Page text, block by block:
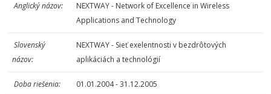
Anglický názov:
NEXTWAY - Network of Excellence in Wireless
Applications and Technology
Slovenský
názov:
NEXTWAY - Sieť exelentnosti v bezdrôtových
aplikáciách a technológií
Doba riešenia: 01.01.2004 - 31.12.2005